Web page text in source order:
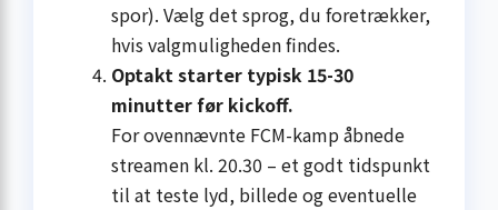
spor). Vælg det sprog, du foretrækker,
hvis valgmuligheden findes.
Optakt starter typisk 15-30
minutter før kickoff.
For ovennævnte FCM-kamp åbnede
streamen kl. 20.30 – et godt tidspunkt
til at teste lyd, billede og eventuelle